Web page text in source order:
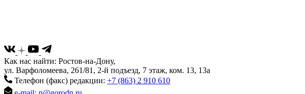
Как нас найти: Ростов-на-Дону,
ул. Варфоломеева, 261/81, 2-й подъезд, 7 этаж, ком. 13, 13а
Телефон (факс) редакции: +7 (863) 2 910 610